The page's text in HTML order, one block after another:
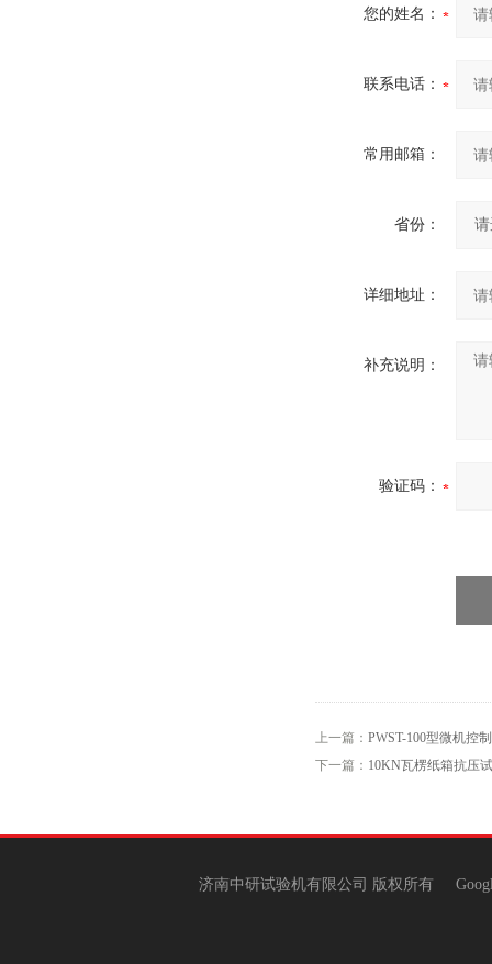
您的姓名：
联系电话：
常用邮箱：
省份：
详细地址：
补充说明：
验证码：
上一篇： PWST-100型微机控
下一篇： 10KN瓦楞纸箱抗压
济南中研试验机有限公司 版权所有